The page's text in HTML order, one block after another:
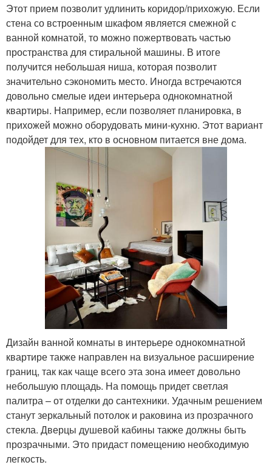
Этот прием позволит удлинить коридор/прихожую. Если
стена со встроенным шкафом является смежной с
ванной комнатой, то можно пожертвовать частью
пространства для стиральной машины. В итоге
получится небольшая ниша, которая позволит
значительно сэкономить место. Иногда встречаются
довольно смелые идеи интерьера однокомнатной
квартиры. Например, если позволяет планировка, в
прихожей можно оборудовать мини-кухню. Этот вариант
подойдет для тех, кто в основном питается вне дома.
Дизайн ванной комнаты в интерьере однокомнатной
квартире также направлен на визуальное расширение
границ, так как чаще всего эта зона имеет довольно
небольшую площадь. На помощь придет светлая
палитра – от отделки до сантехники. Удачным решением
станут зеркальный потолок и раковина из прозрачного
стекла. Дверцы душевой кабины также должны быть
прозрачными. Это придаст помещению необходимую
легкость.